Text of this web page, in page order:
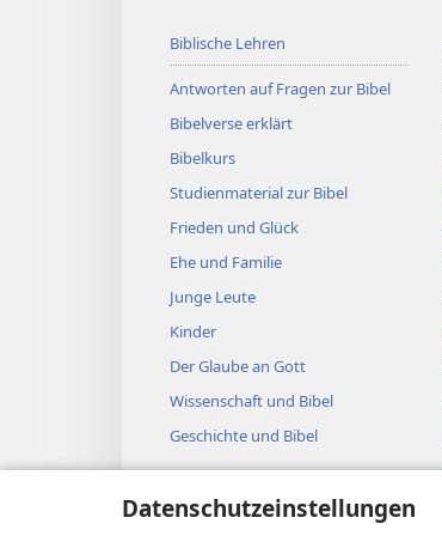
Datenschutzeinstellungen
Biblische Lehren
Antworten auf Fragen zur Bibel
Bibelverse erklärt
Bibelkurs
Studienmaterial zur Bibel
Frieden und Glück
Ehe und Familie
Junge Leute
Kinder
Der Glaube an Gott
Wissenschaft und Bibel
Geschichte und Bibel